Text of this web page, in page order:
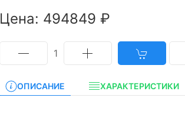
Цена: 494849 ₽
1
ОПИСАНИЕ ХАРАКТЕРИСТИКИ